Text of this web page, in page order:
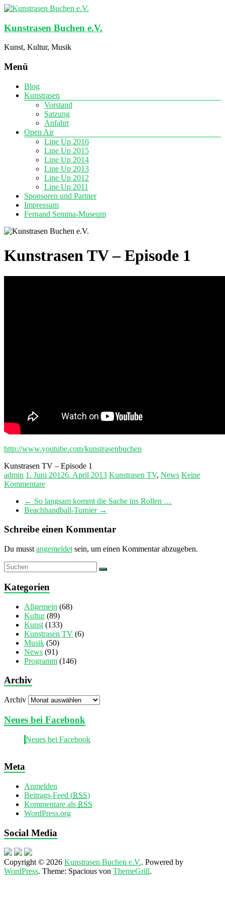
Kunstrasen Buchen e.V.
Kunst, Kultur, Musik
Menü
Blog
Kunstrasen
Vorstand
Satzung
Anfahrt
Open Air
Line Up 2016
Line Up 2015
Line Up 2014
Line Up 2013
Line Up 2012
Line Up 2011
Sponsoren und Partner
Impressum
Fernand Semma-Museum
Kunstrasen TV – Episode 1
http://www.youtube.com/kunstrasenbuchen
Kunstrasen TV – Episode 1
admin 1. Juni 20126. April 2013 Kunstrasen TV, News Keine
Kommentare
← So langsam kommt die Sache ins Rollen …
Beachhandball-Turnier →
Schreibe einen Kommentar
Du musst angemeldet sein, um einen Kommentar abzugeben.
Kategorien
Allgemein (68)
Kultur(89)
Kunst (133)
Kunstrasen TV (6)
Musik (50)
News (91)
Programm (146)
Archiv
Archiv
Neues bei Facebook
Neues bei Facebook
Meta
Anmelden
Beitrags-Feed (RSS)
Kommentare als RSS
WordPress.org
Social Media
Copyright © 2026 Kunstrasen Buchen e.V.. Powered by
WordPress. Theme: Spacious von ThemeGrill.